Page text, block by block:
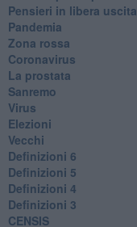
​Pensieri in libera uscita
Pandemia
Zona rossa
Coronavirus
La prostata
Sanremo
Virus
Elezioni
Vecchi
Definizioni 6
Definizioni 5
Definizioni 4
Definizioni 3
CENSIS